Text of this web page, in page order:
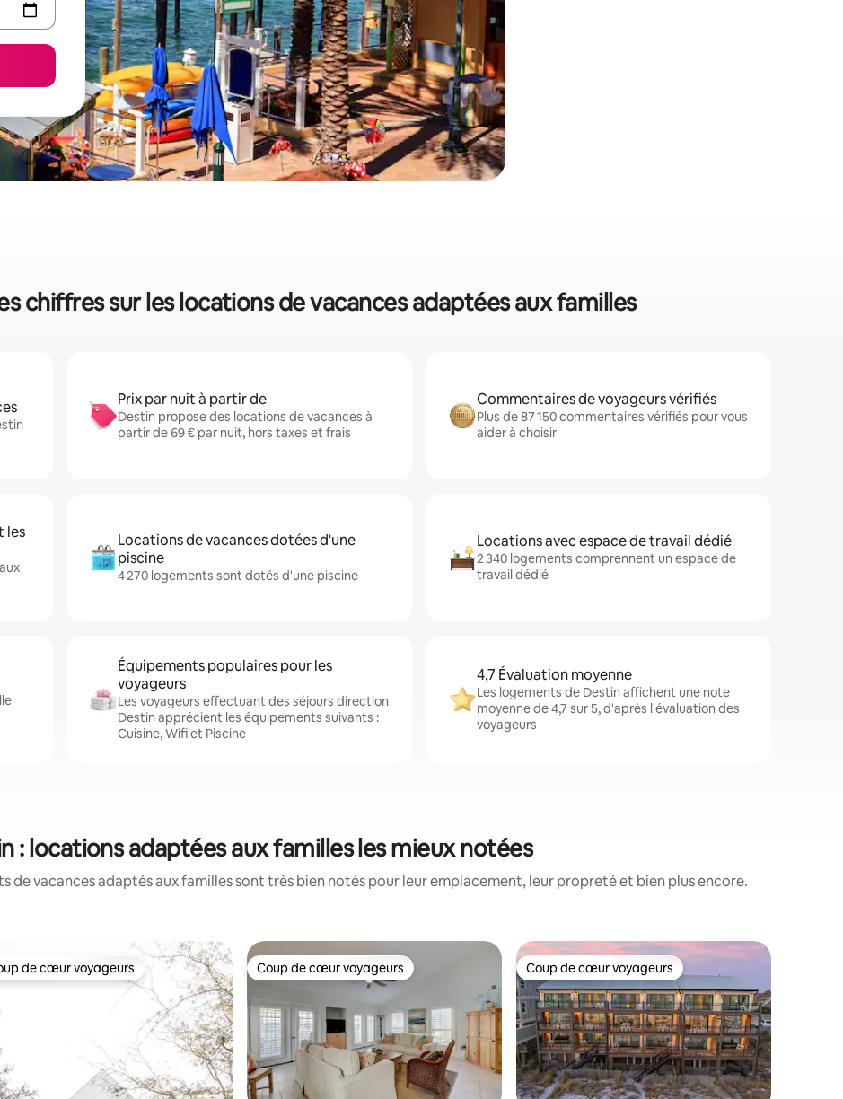
chiffres sur les locations de vacances adaptées aux familles
Prix par nuit à partir de
Destin propose des locations de vacances à
partir de 69 € par nuit, hors taxes et frais
Commentaires de voyageurs vérifiés
Plus de 87 150 commentaires vérifiés pour vous
aider à choisir
les
Locations de vacances dotées d'une
piscine
4 270 logements sont dotés d'une piscine
Locations avec espace de travail dédié
2 340 logements comprennent un espace de
travail dédié
Équipements populaires pour les
voyageurs
Les voyageurs effectuant des séjours direction
Destin apprécient les équipements suivants :
Cuisine, Wifi et Piscine
4,7 Évaluation moyenne
Les logements de Destin affichent une note
moyenne de 4,7 sur 5, d'après l'évaluation des
voyageurs
: locations adaptées aux familles les mieux notées
de vacances adaptés aux familles sont très bien notés pour leur emplacement, leur propreté et bien plus encore.
de cœur voyageurs
de cœur voyageurs Coup de cœur voyageurs
Coup de cœur voyageurs Coup de cœur voyageurs
Coup de cœur voyageurs